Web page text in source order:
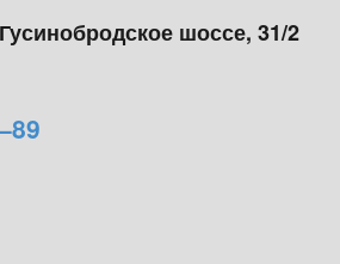
шоссе, 31/2